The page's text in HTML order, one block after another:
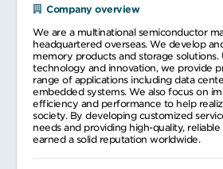
Company overview
We are a multinational semiconductor
headquartered overseas. We develop
memory products and storage solutions.
technology and innovation, we provide
range of applications including data
embedded systems. We also focus on
efficiency and performance to help
society. By developing customized
needs and providing high-quality,
earned a solid reputation worldwide.